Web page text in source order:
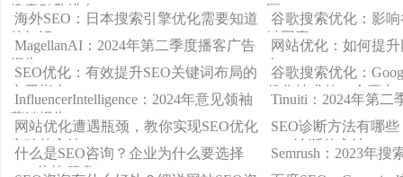
搜索引擎排名
区？
海外SEO：日本搜索引擎优化需要知道
的知识
谷歌搜索优化：影
键因素
MagellanAI：2024年第二季度播客广告
报告
网站优化：如何提
名？
SEO优化：有效提升SEO关键词布局的
实用指南
谷歌搜索优化：
优化技术的12个要点
InfluencerIntelligence：2024年意见领袖
营销报告
Tinuiti：2024年第二
网站优化遭遇瓶颈，教你实现SEO优化
突破的方法
SEO诊断方法有哪
SEO诊断的方法
什么是SEO咨询？企业为什么要选择
SEO咨询服务
Semrush：2023年搜